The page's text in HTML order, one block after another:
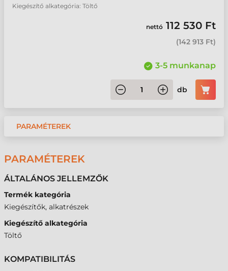
Kiegészítő alkategória: Töltő
nettó 112 530 Ft
(142 913 Ft)
3-5 munkanap
db
PARAMÉTEREK
PARAMÉTEREK
ÁLTALÁNOS JELLEMZŐK
Termék kategória
Kiegészítők, alkatrészek
Kiegészítő alkategória
Töltő
KOMPATIBILITÁS